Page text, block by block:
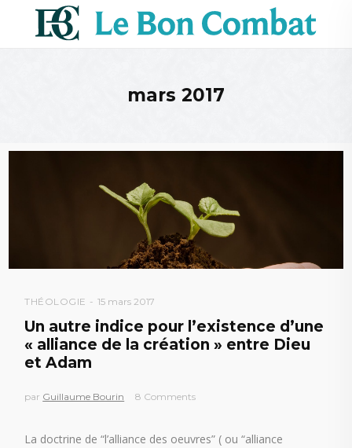
mars 2017
THÉOLOGIE 15 mars 2017
Un autre indice pour l’existence d’une
« alliance de la création » entre Dieu
et Adam
par Guillaume Bourin 8 Comments
La doctrine de “l’alliance des oeuvres” ( ou “alliance